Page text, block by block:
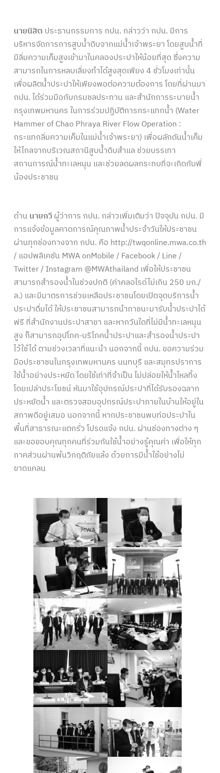
นายนิสิต ประธานกรรมการ กปน. กล่าวว่า กปน. มีการ
บริหารจัดการการสูบน้ำดิบจากแม่น้ำเจ้าพระยา โดยสูบน้ำที่
มีลิ่มความเค็มสูงเข้ามาในคลองประปาให้น้อยที่สุด ซึ่งความ
สามารถในการหลบเลี่ยงทำได้สูงสุดเพียง 4 ชั่วโมงเท่านั้น
เพื่อผลิตน้ำประปาให้เพียงพอต่อความต้องการ โดยที่ผ่านมา
กปน. ได้ร่วมมือกับกรมชลประทาน และสำนักการระบายน้ำ
กรุงเทพมหานคร ในการร่วมปฏิบัติการกระแทกน้ำ (Water
Hammer of Chao Phraya River Flow Operation :
กระแทกลิ่มความเค็มในแม่น้ำเจ้าพระยา) เพื่อผลักดันน้ำเค็ม
ให้ไกลจากบริเวณสถานีสูบน้ำดิบสำแล ช่วยบรรเทา
สถานการณ์น้ำทะเลหนุน และช่วยลดผลกระทบที่จะเกิดกับพี่
น้องประชาชน
ด้าน นายกวีผู้ว่าการ กปน. กล่าวเพิ่มเติมว่า ปัจจุบัน กปน. มี
การแจ้งข้อมูลคาดการณ์คุณภาพน้ำประจำวันให้ประชาชน
ผ่านทุกช่องทางจาก กปน. คือ http://twqonline.mwa.co.th
/ แอปพลิเคชัน MWA onMobile / Facebook / Line /
Twitter / Instagram @MWAthailand เพื่อให้ประชาชน
สามารถสำรองน้ำในช่วงปกติ (ค่าคลอไรด์ไม่เกิน 250 มก./
ล.) และมีมาตรการช่วยเหลือประชาชนโดยเปิดจุดบริการน้ำ
ประปาดื่มได้ ให้ประชาชนสามารถนำภาชนะมารับน้ำประปาได้
ฟรี ที่สำนักงานประปาสาขา และหากวันใดที่ไม่มีน้ำทะเลหนุน
สูง ก็สามารถอุปโภค-บริโภคน้ำประปาและสำรองน้ำประปา
ไว้ใช้ได้ ตามช่วงเวลาที่แนะนำ นอกจากนี้ กปน. ขอความร่วม
มือประชาชนในกรุงเทพมหานคร นนทบุรี และสมุทรปราการ
ใช้น้ำอย่างประหยัด โดยใช้เท่าที่จำเป็น ไม่ปล่อยให้น้ำไหลทิ้ง
โดยเปล่าประโยชน์ หันมาใช้อุปกรณ์ประปาที่ได้รับรองฉลาก
ประหยัดน้ำ และตรวจสอบอุปกรณ์ประปาภายในบ้านให้อยู่ใน
สภาพดีอยู่เสมอ นอกจากนี้ หากประชาชนพบท่อประปาใน
พื้นที่สาธารณะแตกรั่ว โปรดแจ้ง กปน. ผ่านช่องทางต่าง ๆ
และขอขอบคุณทุกคนที่ร่วมกันใช้น้ำอย่างรู้คุณค่า เพื่อให้ทุก
ภาคส่วนผ่านพ้นวิกฤติภัยแล้ง ด้วยการมีน้ำใช้อย่างไม่
ขาดแคลน